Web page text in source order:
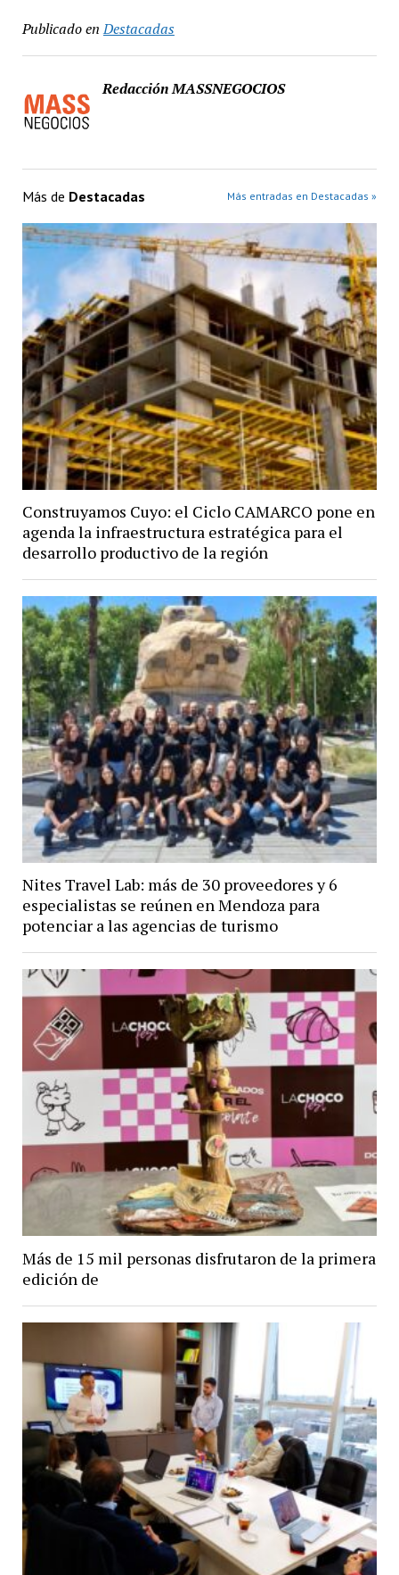
Publicado en Destacadas
Redacción MASSNEGOCIOS
Más de Destacadas Más entradas en Destacadas »
Construyamos Cuyo: el Ciclo CAMARCO pone en
agenda la infraestructura estratégica para el
desarrollo productivo de la región
Nites Travel Lab: más de 30 proveedores y 6
especialistas se reúnen en Mendoza para
potenciar a las agencias de turismo
Más de 15 mil personas disfrutaron de la primera
edición de